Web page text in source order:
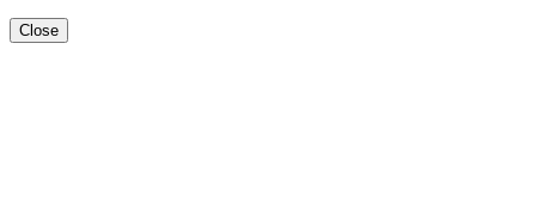
Close